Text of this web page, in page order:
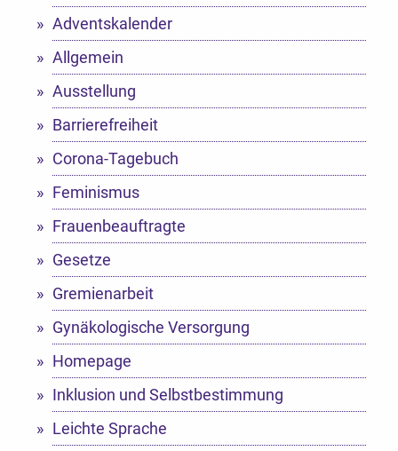
Adventskalender
Allgemein
Ausstellung
Barrierefreiheit
Corona-Tagebuch
Feminismus
Frauenbeauftragte
Gesetze
Gremienarbeit
Gynäkologische Versorgung
Homepage
Inklusion und Selbstbestimmung
Leichte Sprache